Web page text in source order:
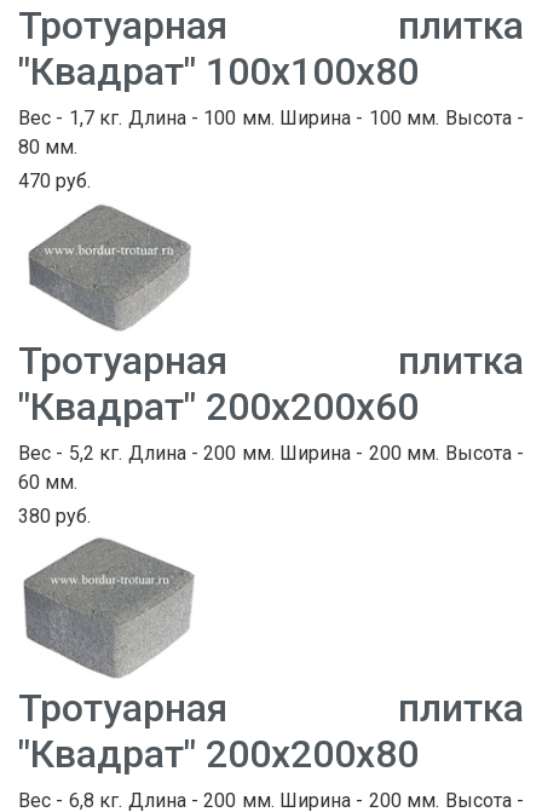
Тротуарная плитка
"Квадрат" 100х100х80
Вес - 1,7 кг. Длина - 100 мм. Ширина - 100 мм. Высота -
80 мм.
470 руб.
Тротуарная плитка
"Квадрат" 200х200х60
Вес - 5,2 кг. Длина - 200 мм. Ширина - 200 мм. Высота -
60 мм.
380 руб.
Тротуарная плитка
"Квадрат" 200х200х80
Вес - 6,8 кг. Длина - 200 мм. Ширина - 200 мм. Высота -